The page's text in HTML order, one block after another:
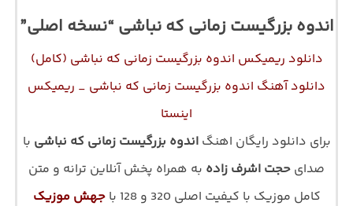
اندوه بزرگیست زمانی که نباشی “نسخه اصلی”
دانلود ریمیکس اندوه بزرگیست زمانی که نباشی (کامل)
دانلود آهنگ اندوه بزرگیست زمانی که نباشی _ ریمیکس
اینستا
برای دانلود رایگان اهنگاندوه بزرگیست زمانی که نباشی با
صدای حجت اشرف زاده به همراه پخش آنلاین ترانه و متن
کامل موزیک با کیفیت اصلی 320 و 128 با
جهش موزیک